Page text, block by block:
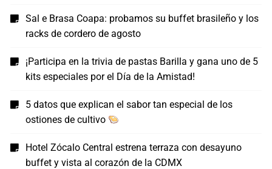
Sal e Brasa Coapa: probamos su buffet brasileño y los
racks de cordero de agosto
¡Participa en la trivia de pastas Barilla y gana uno de 5
kits especiales por el Día de la Amistad!
5 datos que explican el sabor tan especial de los
ostiones de cultivo
Hotel Zócalo Central estrena terraza con desayuno
buffet y vista al corazón de la CDMX